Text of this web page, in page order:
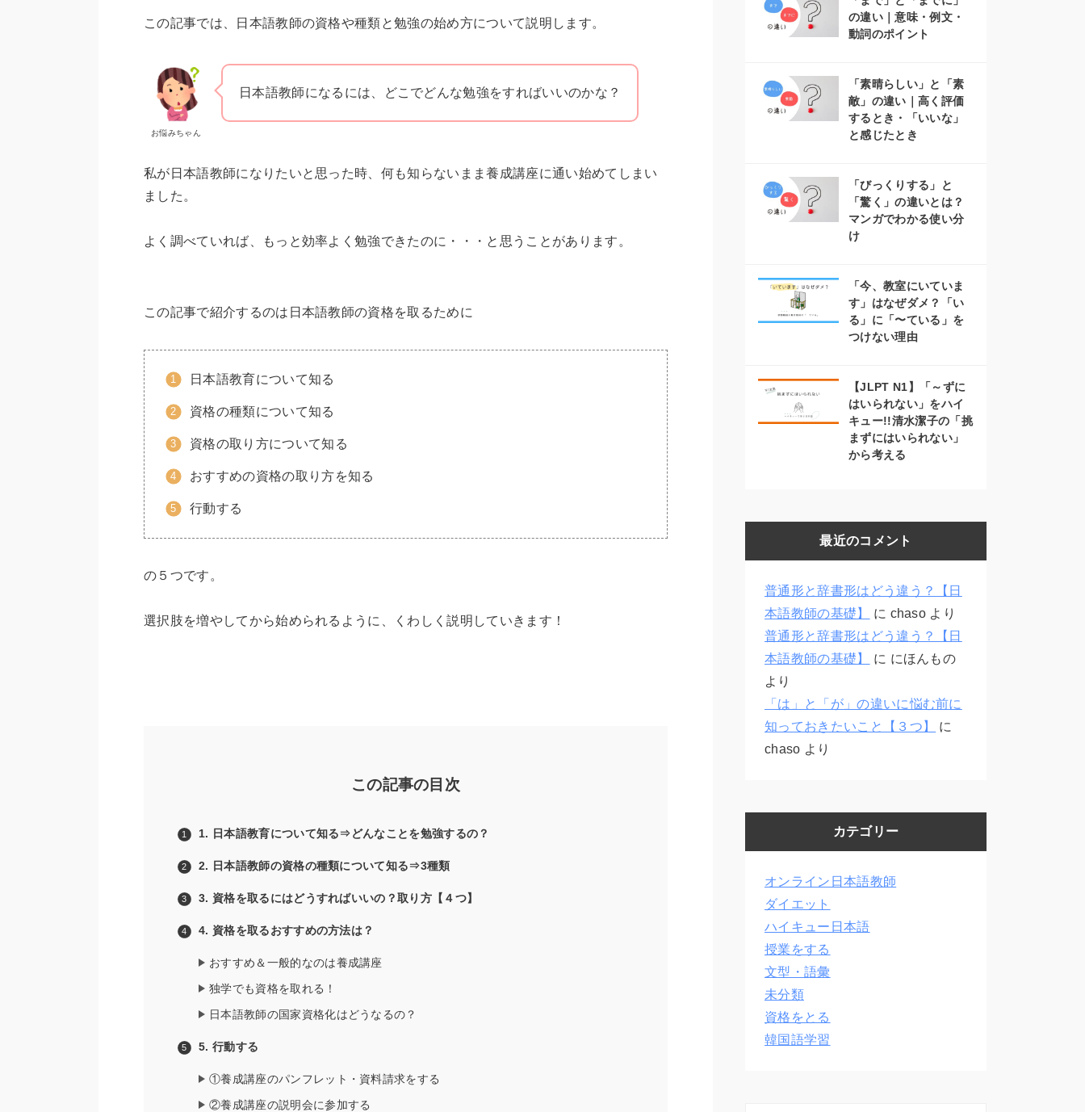
この記事では、日本語教師の資格や種類と勉強の始め方について説明します。
お悩みちゃん
日本語教師になるには、どこでどんな勉強をすればいいのかな？
私が日本語教師になりたいと思った時、何も知らないまま養成講座に通い始めてしまい
ました。
よく調べていれば、もっと効率よく勉強できたのに・・・と思うことがあります。
この記事で紹介するのは日本語教師の資格を取るために
日本語教育について知る
資格の種類について知る
資格の取り方について知る
おすすめの資格の取り方を知る
行動する
の５つです。
選択肢を増やしてから始められるように、くわしく説明していきます！
この記事の目次
1. 日本語教育について知る⇒どんなことを勉強するの？
2. 日本語教師の資格の種類について知る⇒3種類
3. 資格を取るにはどうすればいいの？取り方【４つ】
4. 資格を取るおすすめの方法は？
おすすめ＆一般的なのは養成講座
独学でも資格を取れる！
日本語教師の国家資格化はどうなるの？
5. 行動する
①養成講座のパンフレット・資料請求をする
②養成講座の説明会に参加する
の違い｜意味・例文・
動詞のポイント
「素晴らしい」と「素
敵」の違い｜高く評価
するとき・「いいな」
と感じたとき
「びっくりする」と
「驚く」の違いとは？
マンガでわかる使い分
け
「今、教室にいていま
す」はなぜダメ？「い
る」に「〜ている」を
つけない理由
【JLPT N1】「～ずに
はいられない」をハイ
キュー!!清水潔子の「挑
まずにはいられない」
から考える
最近のコメント
普通形と辞書形はどう違う？【日
本語教師の基礎】
に chaso より
普通形と辞書形はどう違う？【日
本語教師の基礎】
に にほんもの
より
「は」と「が」の違いに悩む前に
知っておきたいこと【３つ】
に
chaso より
カテゴリー
オンライン日本語教師
ダイエット
ハイキュー日本語
授業をする
文型・語彙
未分類
資格をとる
韓国語学習